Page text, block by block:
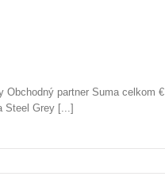
partner Suma celkom
Steel Grey [...]